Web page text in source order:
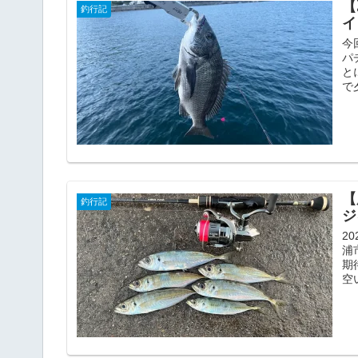
釣行記
今
パ
と
で
釣行記
浦
期
空